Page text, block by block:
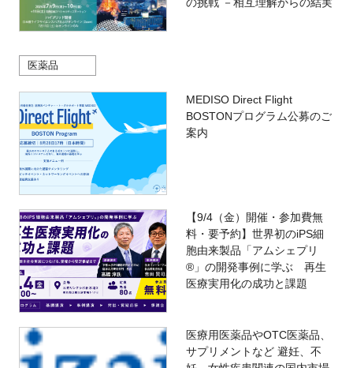
医薬品
MEDISO Direct Flight
BOSTONプログラム公募のご
案内
【9/4（金）開催・参加費無
料・要予約】世界初のiPS細
胞由来製品「アムシェプリ
®」の開発事例に学ぶ 再生
医療実用化の成功と課題
医療用医薬品やOTC医薬品、
サプリメントなど 避妊、不